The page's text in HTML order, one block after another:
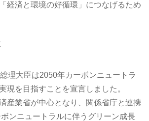
経済と環境の好循環」につなげるため
理大臣は2050年カーボンニュートラ
現を目指すことを宣言しました。
産業省が中心となり、関係省庁と連携
ンニュートラルに伴うグリーン成長